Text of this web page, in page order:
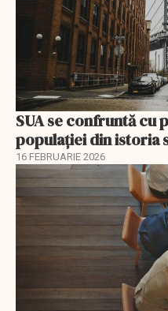
SUA se confruntă cu
populației din istoria
16 FEBRUARIE 2026